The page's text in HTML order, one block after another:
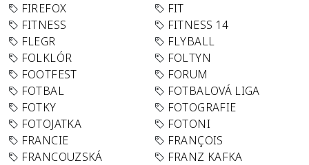
FIREFOX
FIT
FITNESS
FITNESS 14
FLEGR
FLYBALL
FOLKLÓR
FOLTYN
FOOTFEST
FORUM
FOTBAL
FOTBALOVÁ LIGA
FOTKY
FOTOGRAFIE
FOTOJATKA
FOTONI
FRANCIE
FRANÇOIS
FRANCOUZSKÁ
FRANZ KAFKA